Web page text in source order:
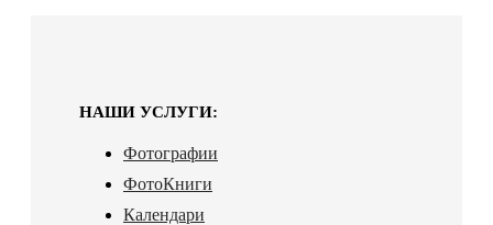
НАШИ УСЛУГИ:
Фотографии
ФотоКниги
Календари